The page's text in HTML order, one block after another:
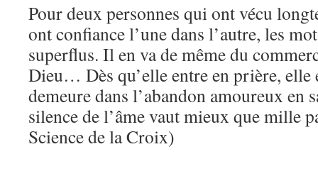
Pour deux personnes qui ont vécu
ont confiance l’une dans l’autre, les
superflus. Il en va de même du
Dieu… Dès qu’elle entre en prière, elle
demeure dans l’abandon amoureux en
silence de l’âme vaut mieux que mille
Science de la Croix)